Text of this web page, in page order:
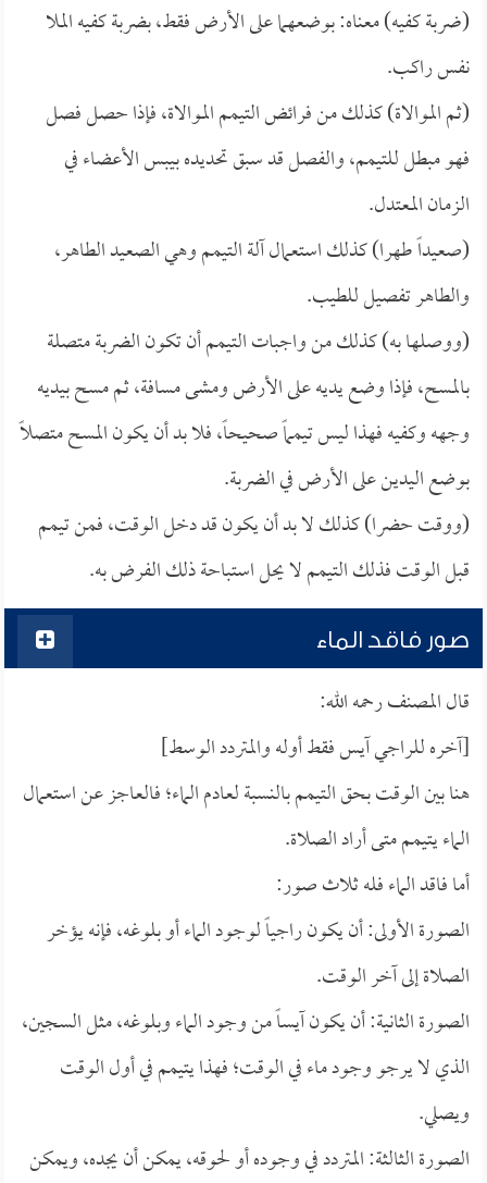
(ضربة كفيه) معناه: بوضعهما على الأرض فقط، بضربة كفيه الملا
نفس راكب.
(ثم الموالاة) كذلك من فرائض التيمم الموالاة، فإذا حصل فصل
فهو مبطل للتيمم، والفصل قد سبق تحديده بيبس الأعضاء في
الزمان المعتدل.
(صعيداً طهرا) كذلك استعمال آلة التيمم وهي الصعيد الطاهر،
والطاهر تفصيل للطيب.
(ووصلها به) كذلك من واجبات التيمم أن تكون الضربة متصلة
بالمسح، فإذا وضع يديه على الأرض ومشى مسافة، ثم مسح بيديه
وجهه وكفيه فهذا ليس تيمماً صحيحاً، فلا بد أن يكون المسح متصلاً
بوضع اليدين على الأرض في الضربة.
(ووقت حضرا) كذلك لا بد أن يكون قد دخل الوقت، فمن تيمم
قبل الوقت فذلك التيمم لا يحل استباحة ذلك الفرض به.
صور فاقد الماء
قال المصنف رحمه الله:
[آخره للراجي آيس فقط أوله والمتردد الوسط]
هنا بين الوقت بحق التيمم بالنسبة لعادم الماء؛ فالعاجز عن استعمال
الماء يتيمم متى أراد الصلاة.
أما فاقد الماء فله ثلاث صور:
الصورة الأولى: أن يكون راجياً لوجود الماء أو بلوغه، فإنه يؤخر
الصلاة إلى آخر الوقت.
الصورة الثانية: أن يكون آيساً من وجود الماء وبلوغه، مثل السجين،
الذي لا يرجو وجود ماء في الوقت؛ فهذا يتيمم في أول الوقت
ويصلي.
الصورة الثالثة: المتردد في وجوده أو لحوقه، يمكن أن يجده، ويمكن